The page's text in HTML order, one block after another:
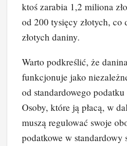
ktoś zarabia 1,2 miliona
od 200 tysięcy złotych, co
złotych daniny.
Warto podkreślić, że
funkcjonuje jako
od standardowego
Osoby, które ją płacą, w
muszą regulować swoje
podatkowe w standardowy